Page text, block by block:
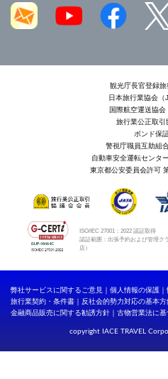
観光庁長官登録
日本旅行業協会（
国際航空運送協会
旅行業公正取引
ボンド保
警視庁職員互助組
自動車安全運転センタ
東京都公安委員会許可
ISO/IEC 27001：2022 認証取得
認証範囲：出張予約および管理ク
店）
弊社サービスに関するご意見 個人情報の保護
旅行業契約・条件書
反社会的勢力対応の基本方
金融商品販売に関する勧誘方針
古物営業法に
copyright IACE TRAVEL